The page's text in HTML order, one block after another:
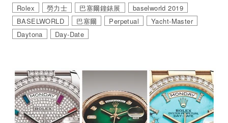
Rolex 勞力士 巴塞爾鐘錶展
baselworld 2019
BASELWORLD
巴塞爾 Perpetual
Yacht-Master
Daytona
Day-Date